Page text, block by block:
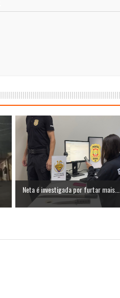
Neta é investigada por furtar mais...